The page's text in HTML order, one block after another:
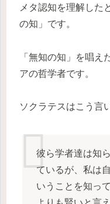
メタ認知を理解した
の知」です。
「無知の知」を唱え
アの哲学者です。
ソクラテスはこう言
彼ら学者達は知
ているが、私は
いうことを知っ